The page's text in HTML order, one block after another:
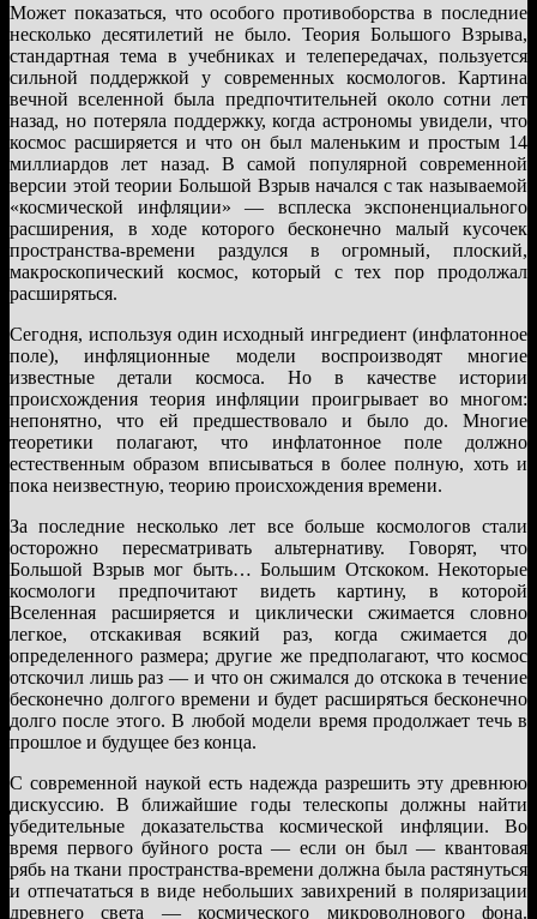
Может показаться, что особого противоборства в последние
несколько десятилетий не было. Теория Большого Взрыва,
стандартная тема в учебниках и телепередачах, пользуется
сильной поддержкой у современных космологов. Картина
вечной вселенной была предпочтительней около сотни лет
назад, но потеряла поддержку, когда астрономы увидели, что
космос расширяется и что он был маленьким и простым 14
миллиардов лет назад. В самой популярной современной
версии этой теории Большой Взрыв начался с так называемой
«космической инфляции» — всплеска экспоненциального
расширения, в ходе которого бесконечно малый кусочек
пространства-времени раздулся в огромный, плоский,
макроскопический космос, который с тех пор продолжал
расширяться.
Сегодня, используя один исходный ингредиент (инфлатонное
поле), инфляционные модели воспроизводят многие
известные детали космоса. Но в качестве истории
происхождения теория инфляции проигрывает во многом:
непонятно, что ей предшествовало и было до. Многие
теоретики полагают, что инфлатонное поле должно
естественным образом вписываться в более полную, хоть и
пока неизвестную, теорию происхождения времени.
За последние несколько лет все больше космологов стали
осторожно пересматривать альтернативу. Говорят, что
Большой Взрыв мог быть… Большим Отскоком. Некоторые
космологи предпочитают видеть картину, в которой
Вселенная расширяется и циклически сжимается словно
легкое, отскакивая всякий раз, когда сжимается до
определенного размера; другие же предполагают, что космос
отскочил лишь раз — и что он сжимался до отскока в течение
бесконечно долгого времени и будет расширяться бесконечно
долго после этого. В любой модели время продолжает течь в
прошлое и будущее без конца.
С современной наукой есть надежда разрешить эту древнюю
дискуссию. В ближайшие годы телескопы должны найти
убедительные доказательства космической инфляции. Во
время первого буйного роста — если он был — квантовая
рябь на ткани пространства-времени должна была растянуться
и отпечататься в виде небольших завихрений в поляризации
древнего света — космического микроволнового фона.